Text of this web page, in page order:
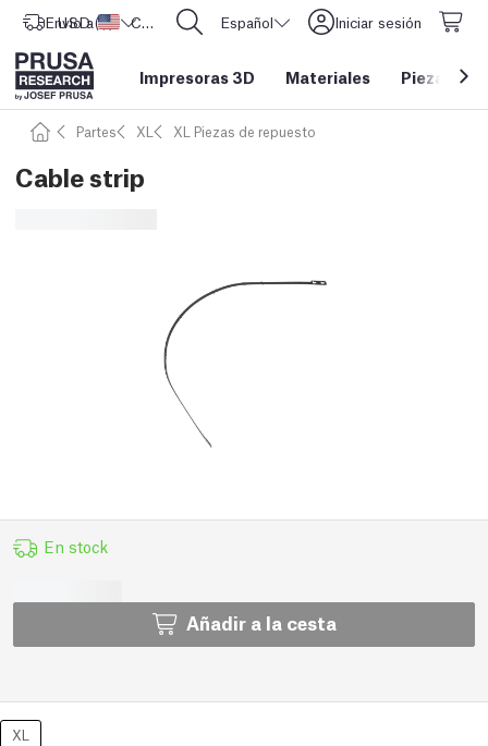
Envío a Estados Unidos
USD ($) CORE One L: ¡Ya disponible! Español Iniciar sesión
Impresoras 3D Materiales Piezas y
Partes XL XL Piezas de repuesto
Cable strip
En stock
Añadir a la cesta
XL